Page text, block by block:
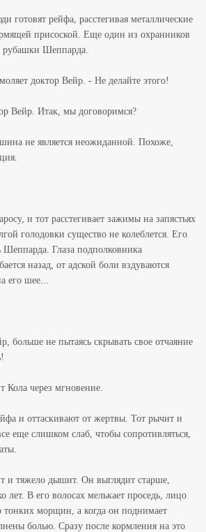
готовят рейфа, расстегивая металлические
присоской. Еще один из охранников
рубашки Шеппарда.
доктор Вейр. - Не делайте этого!
Вейр. Итак, мы договоримся?
не является неожиданной. Похоже,
и тот расстегивает зажимы на запястьях
голодовки существо не колеблется. Его
Шеппарда. Глаза подполковника
назад, от адской боли вздуваются
его шее...
больше не пытаясь скрывать свое отчаяние
Кола через мгновение.
и оттаскивают от жертвы. Тот рычит и
еще слишком слаб, чтобы сопротивляться,
и тяжело дышит. Он выглядит старше,
лет. В его волосах мелькает проседь, лицо
тонких морщин, а когда он поднимает
болью. Сразу после кормления на это